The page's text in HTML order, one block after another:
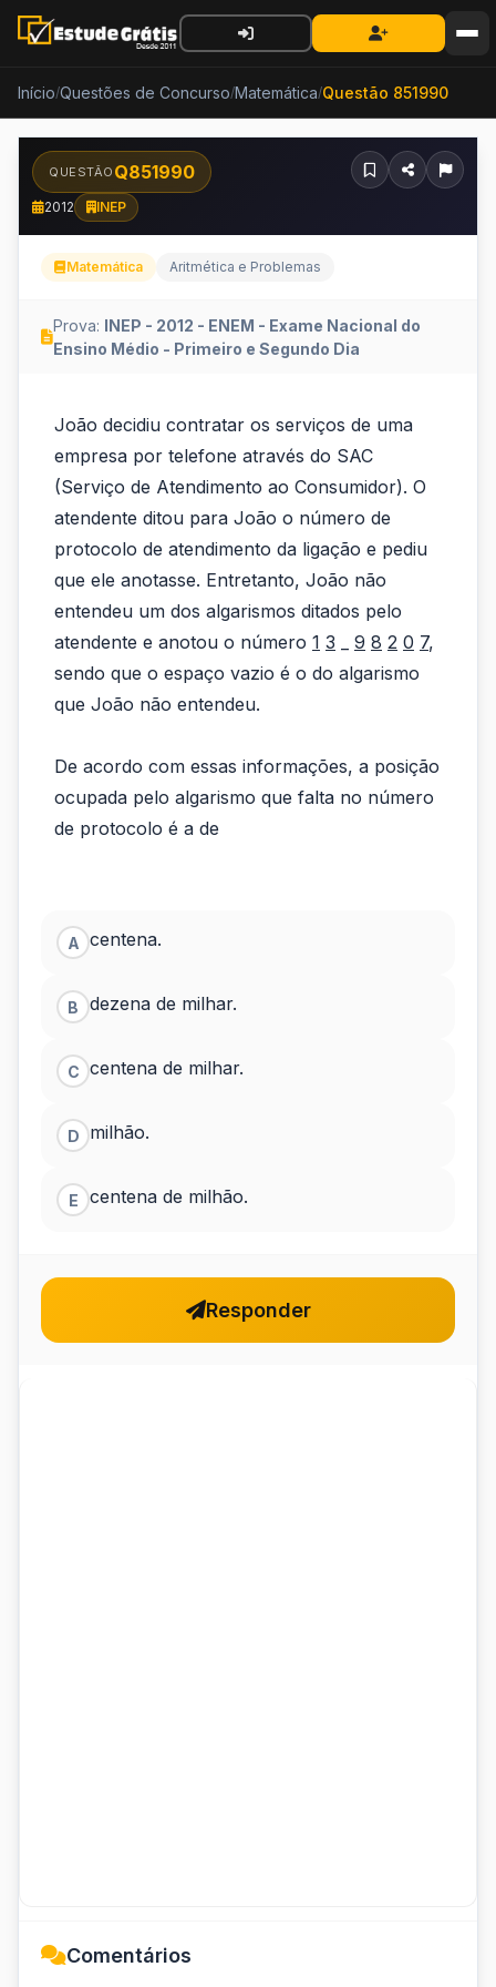
Início/Questões de Concurso/Matemática/Questão 851990
QUESTÃO Q851990
2012 INEP
Matemática Aritmética e Problemas
Prova: INEP - 2012 - ENEM - Exame Nacional do
Ensino Médio - Primeiro e Segundo Dia
João
decidiu
contratar
os
serviços
de
uma
empresa
tel...
João decidiu contratar os serviços de uma
empresa por telefone através do SAC
(Serviço de Atendimento ao Consumidor). O
atendente ditou para João o número de
protocolo de atendimento da ligação e pediu
que ele anotasse. Entretanto, João não
entendeu um dos algarismos ditados pelo
atendente e anotou o número 1 3 9 8 2 0 7,
sendo que o espaço vazio é o do algarismo
que João não entendeu.
De acordo com essas informações, a posição
ocupada pelo algarismo que falta no número
de protocolo é a de
A centena.
B dezena de milhar.
C centena de milhar.
D milhão.
E centena de milhão.
Responder
Comentários